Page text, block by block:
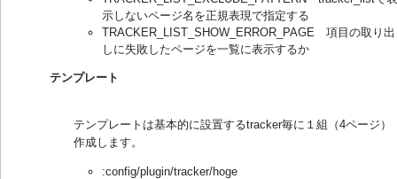
示しないページ名を正規表現で指定する
TRACKER_LIST_SHOW_ERROR_PAGE 項目の取り出
しに失敗したページを一覧に表示するか
テンプレート
テンプレートは基本的に設置するtracker毎に１組（4ページ）
作成します。
:config/plugin/tracker/hoge